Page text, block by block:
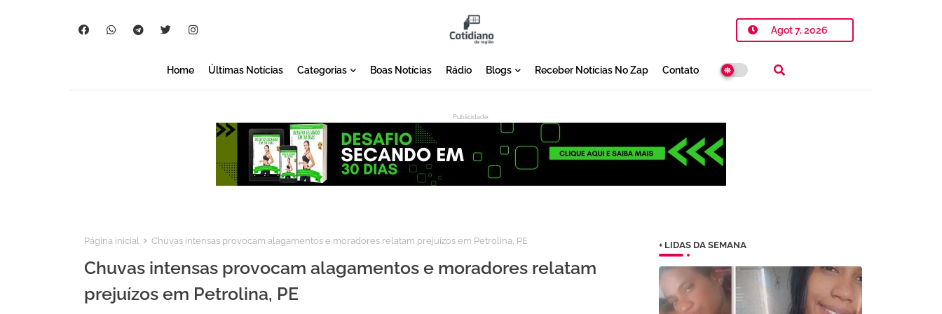
Agot 7, 2026
Home Últimas Notícias Categorias Boas Notícias Rádio Blogs Receber Notícias No Zap Contato
Publicidade:
:
Página inicial Chuvas intensas provocam alagamentos e moradores relatam prejuízos em Petrolina, PE
Chuvas intensas provocam alagamentos e moradores relatam
prejuízos em Petrolina, PE
+ LIDAS DA SEMANA